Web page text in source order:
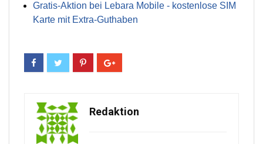
Gratis-Aktion bei Lebara Mobile - kostenlose SIM
Karte mit Extra-Guthaben
Redaktion